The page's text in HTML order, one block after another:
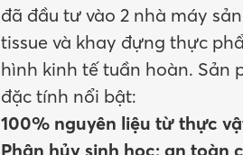
đã đầu tư vào 2 nhà máy
tissue và khay đựng thực
hình kinh tế tuần hoàn. Sản
đặc tính nổi bật:
100% nguyên liệu từ thực
Phân hủy sinh học; an toàn